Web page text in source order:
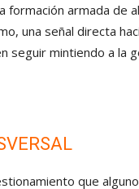
formación armada de
una señal directa
seguir mintiendo a la
que